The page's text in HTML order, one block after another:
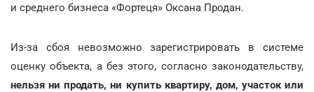
и среднего бизнеса «Фортеця» Оксана Продан.
Из-за сбоя невозможно зарегистрировать в системе
оценку объекта, а без этого, согласно законодательству,
нельзя ни продать, ни купить квартиру, дом, участок или